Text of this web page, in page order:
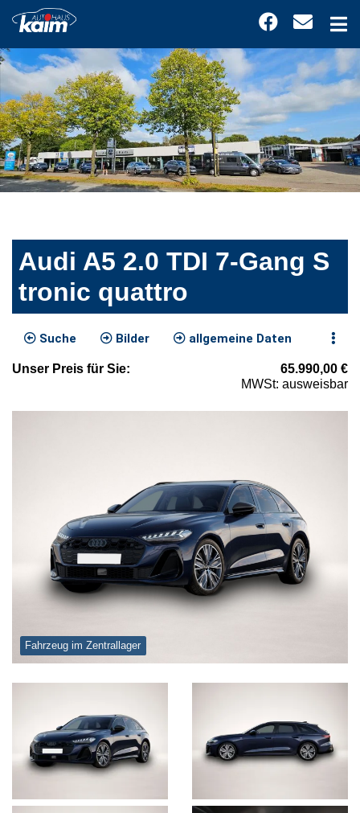
Audi A5 2.0 TDI 7-Gang S
tronic quattro
Suche Bilder allgemeine Daten
Unser Preis für Sie: 65.990,00 €
MWSt: ausweisbar
Fahrzeug im Zentrallager